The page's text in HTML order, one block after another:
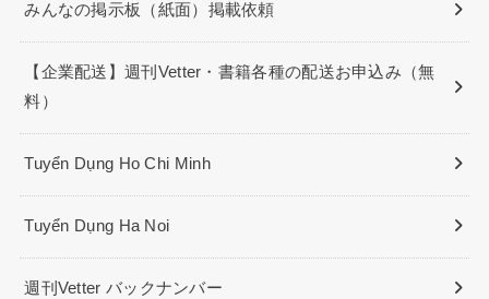
みんなの掲示板（紙面）掲載依頼
【企業配送】週刊Vetter・書籍各種の配送お申込み（無
料）
Tuyển Dụng Ho Chi Minh
Tuyển Dụng Ha Noi
週刊Vetter バックナンバー